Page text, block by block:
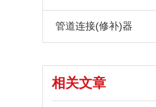
管道连接(修补)器
相关文章